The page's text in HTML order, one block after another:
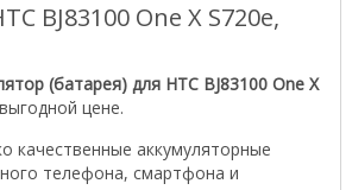
BJ83100 One X S720e,
(батарея) для HTC BJ83100 One X
цене.
качественные аккумуляторные
телефона, смартфона и